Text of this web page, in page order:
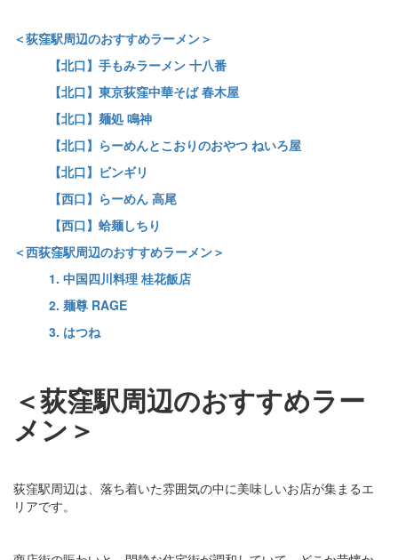
＜荻窪駅周辺のおすすめラーメン＞
【北口】手もみラーメン 十八番
【北口】東京荻窪中華そば 春木屋
【北口】麺処 鳴神
【北口】らーめんとこおりのおやつ ねいろ屋
【北口】ビンギリ
【西口】らーめん 高尾
【西口】蛤麺しちり
＜西荻窪駅周辺のおすすめラーメン＞
1. 中国四川料理 桂花飯店
2. 麺尊 RAGE
3. はつね
＜荻窪駅周辺のおすすめラー
メン＞
荻窪駅周辺は、落ち着いた雰囲気の中に美味しいお店が集まるエ
リアです。